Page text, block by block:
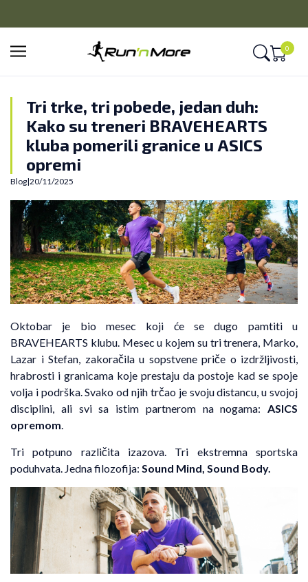
0
Tri trke, tri pobede, jedan duh:
Kako su treneri BRAVEHEARTS
kluba pomerili granice u ASICS
opremi
Blog|20/11/2025
Oktobar je bio mesec koji će se dugo pamtiti u
BRAVEHEARTS klubu. Mesec u kojem su tri trenera, Marko,
Lazar i Stefan, zakoračila u sopstvene priče o izdržljivosti,
hrabrosti i granicama koje prestaju da postoje kad se spoje
volja i podrška. Svako od njih trčao je svoju distancu, u svojoj
disciplini, ali svi sa istim partnerom na nogama: ASICS
opremom.
Tri potpuno različita izazova. Tri ekstremna sportska
poduhvata. Jedna filozofija: Sound Mind, Sound Body.